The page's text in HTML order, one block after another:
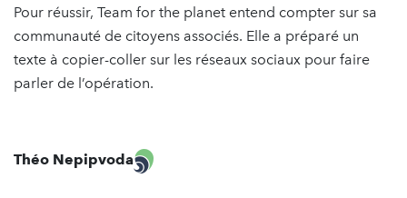
Pour réussir, Team for the planet entend compter sur sa
communauté de citoyens associés. Elle a préparé un
texte à copier-coller sur les réseaux sociaux pour faire
parler de l’opération.
Théo Nepipvoda